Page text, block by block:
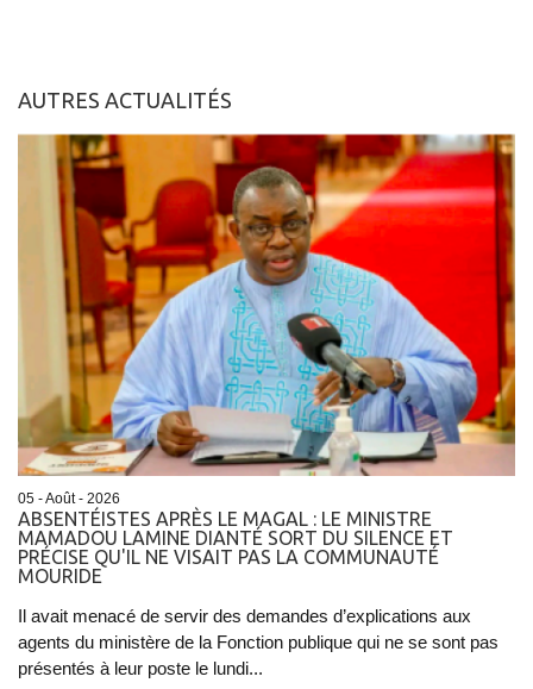
AUTRES ACTUALITÉS
05 - Août - 2026
ABSENTÉISTES APRÈS LE MAGAL : LE MINISTRE
MAMADOU LAMINE DIANTÉ SORT DU SILENCE ET
PRÉCISE QU'IL NE VISAIT PAS LA COMMUNAUTÉ
MOURIDE
Il avait menacé de servir des demandes d’explications aux
agents du ministère de la Fonction publique qui ne se sont pas
présentés à leur poste le lundi...